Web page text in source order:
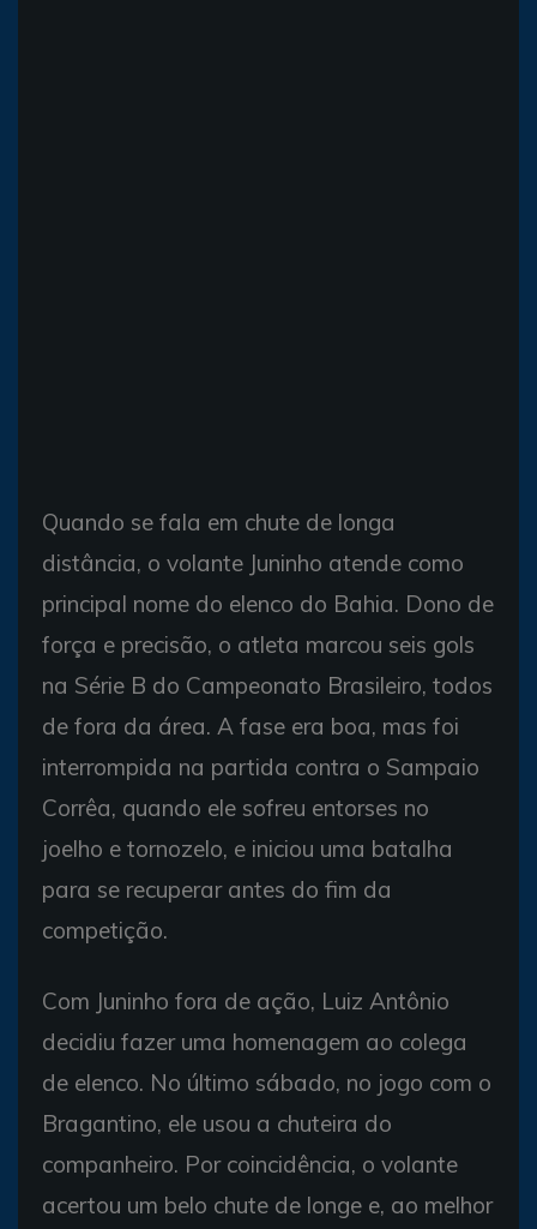
Quando se fala em chute de longa
distância, o volante Juninho atende como
principal nome do elenco do Bahia. Dono de
força e precisão, o atleta marcou seis gols
na Série B do Campeonato Brasileiro, todos
de fora da área. A fase era boa, mas foi
interrompida na partida contra o Sampaio
Corrêa, quando ele sofreu entorses no
joelho e tornozelo, e iniciou uma batalha
para se recuperar antes do fim da
competição.
Com Juninho fora de ação, Luiz Antônio
decidiu fazer uma homenagem ao colega
de elenco. No último sábado, no jogo com o
Bragantino, ele usou a chuteira do
companheiro. Por coincidência, o volante
acertou um belo chute de longe e, ao melhor